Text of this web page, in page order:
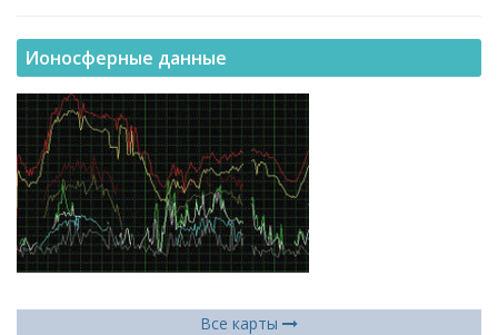
Ионосферные данные
Все карты